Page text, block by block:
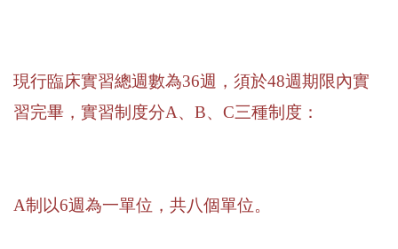
現行臨床實習總週數為36週，須於48週期限內實
習完畢，實習制度分A、 B、 C三種制度：
A制以6週為一單位，共八個單位。